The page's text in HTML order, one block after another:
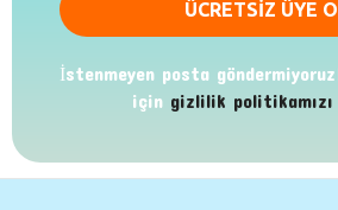
İstenmeyen posta
için gizlilik politikamızı